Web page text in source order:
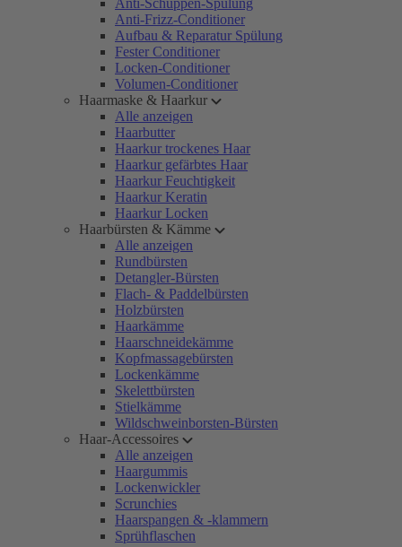
Anti-Schuppen-Spülung
Anti-Frizz-Conditioner
Aufbau & Reparatur Spülung
Fester Conditioner
Locken-Conditioner
Volumen-Conditioner
Haarmaske & Haarkur
Alle anzeigen
Haarbutter
Haarkur trockenes Haar
Haarkur gefärbtes Haar
Haarkur Feuchtigkeit
Haarkur Keratin
Haarkur Locken
Haarbürsten & Kämme
Alle anzeigen
Rundbürsten
Detangler-Bürsten
Flach- & Paddelbürsten
Holzbürsten
Haarkämme
Haarschneidekämme
Kopfmassagebürsten
Lockenkämme
Skelettbürsten
Stielkämme
Wildschweinborsten-Bürsten
Haar-Accessoires
Alle anzeigen
Haargummis
Lockenwickler
Scrunchies
Haarspangen & -klammern
Sprühflaschen